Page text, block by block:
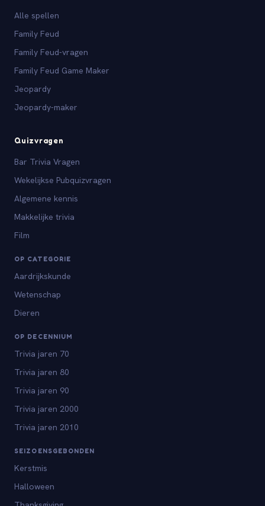
Alle spellen
Family Feud
Family Feud-vragen
Family Feud Game Maker
Jeopardy
Jeopardy-maker
Quizvragen
Bar Trivia Vragen
Wekelijkse Pubquizvragen
Algemene kennis
Makkelijke trivia
Film
OP CATEGORIE
Aardrijkskunde
Wetenschap
Dieren
OP DECENNIUM
Trivia jaren 70
Trivia jaren 80
Trivia jaren 90
Trivia jaren 2000
Trivia jaren 2010
SEIZOENSGEBONDEN
Kerstmis
Halloween